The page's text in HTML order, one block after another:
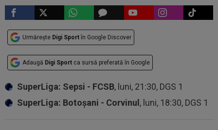
Urmărește Digi Sport în Google Discover
Adaugă Digi Sport ca sursă preferată în Google
SuperLiga: Sepsi - FCSB, luni, 21:30, DGS 1
SuperLiga: Botoșani - Corvinul , luni, 18:30, DGS 1